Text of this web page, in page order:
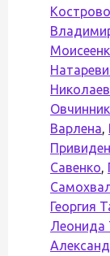
Варлена,
Савенко,
Георгия
Леонида